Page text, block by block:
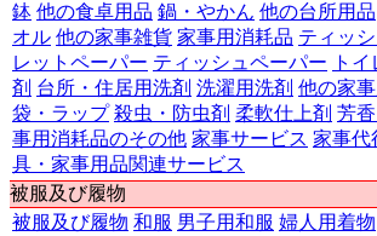
鉢 他の食卓用品 鍋・やかん 他の台所用品
オル 他の家事雑貨 家事用消耗品 ティッ
レットペーパー ティッシュペーパー ト
剤 台所・住居用洗剤 洗濯用洗剤 他の家
袋・ラップ 殺虫・防虫剤 柔軟仕上剤 芳
事用消耗品のその他 家事サービス 家事代
具・家事用品関連サービス
被服及び履物
被服及び履物 和服 男子用和服 婦人用着物